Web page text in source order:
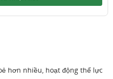
hơn nhiều, hoạt động thể lực